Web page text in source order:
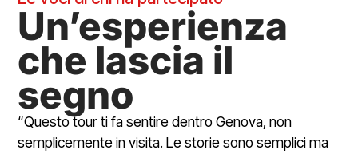
Un’esperienza
che lascia il
segno
“Questo tour ti fa sentire dentro Genova, non
semplicemente in visita. Le storie sono semplici ma